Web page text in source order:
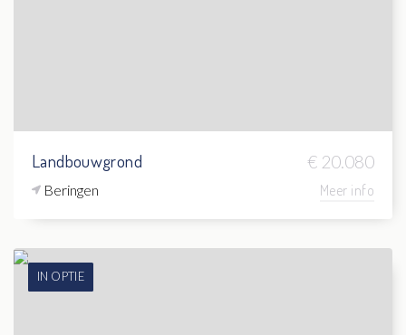
Landbouwgrond € 20.080
Beringen Meer info
IN OPTIE